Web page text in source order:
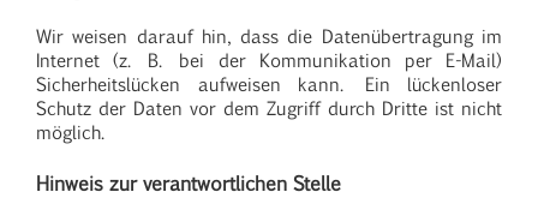
Wir weisen darauf hin, dass die Datenübertragung im
Internet (z. B. bei der Kommunikation per E-Mail)
Sicherheitslücken aufweisen kann. Ein lückenloser
Schutz der Daten vor dem Zugriff durch Dritte ist nicht
möglich.
Hinweis zur verantwortlichen Stelle